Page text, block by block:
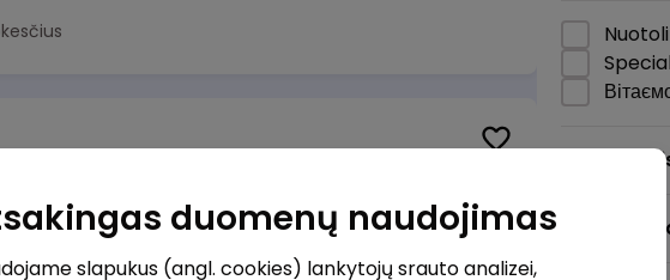
Darbo
Darbo
duomenų naudojimas
slapukus (angl. cookies) lankytojų srauto analizei,